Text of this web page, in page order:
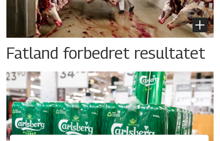
Fatland forbedret resultatet